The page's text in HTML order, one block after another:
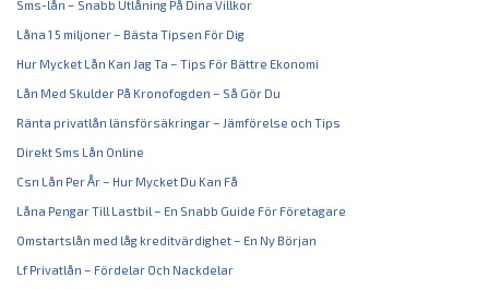
Sms-lån – Snabb Utlåning På Dina Villkor
Låna 1 5 miljoner – Bästa Tipsen För Dig
Hur Mycket Lån Kan Jag Ta – Tips För Bättre Ekonomi
Lån Med Skulder På Kronofogden – Så Gör Du
Ränta privatlån länsförsäkringar – Jämförelse och Tips
Direkt Sms Lån Online
Csn Lån Per År – Hur Mycket Du Kan Få
Låna Pengar Till Lastbil – En Snabb Guide För Företagare
Omstartslån med låg kreditvärdighet – En Ny Början
Lf Privatlån – Fördelar Och Nackdelar